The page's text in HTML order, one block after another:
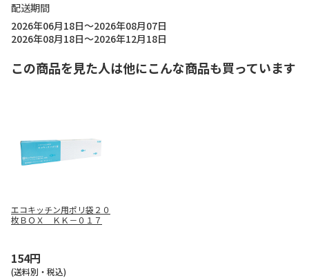
配送期間
2026年06月18日～2026年08月07日
2026年08月18日～2026年12月18日
この商品を見た人は他にこんな商品も買っています
エコキッチン用ポリ袋２０
枚ＢＯＸ ＫＫ－０１７
154円
(送料別・税込)